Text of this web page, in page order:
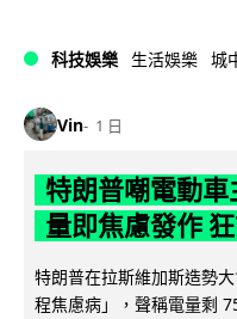
科技娛樂 生活娛樂 城
Vin 1 日
特朗普嘲電動
量即焦慮發作
特朗普在拉斯維加斯造勢
程焦慮病」，聲稱電量剩